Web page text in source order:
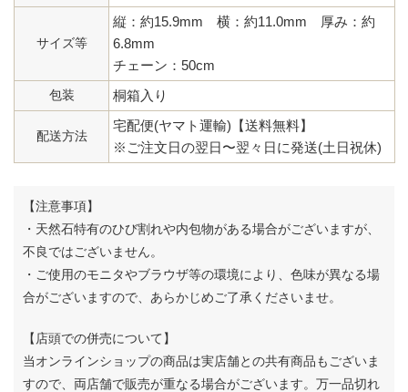
サイズ等
縦：約15.9mm 横：約11.0mm 厚み：約
6.8mm
チェーン：50cm
包装
桐箱入り
配送方法
宅配便(ヤマト運輸)【送料無料】
※ご注文日の翌日〜翌々日に発送(土日祝休)
【注意事項】
・天然石特有のひび割れや内包物がある場合がございますが、
不良ではございません。
・ご使用のモニタやブラウザ等の環境により、色味が異なる場
合がございますので、あらかじめご了承くださいませ。
【店頭での併売について】
当オンラインショップの商品は実店舗との共有商品もございま
すので、両店舗で販売が重なる場合がございます。 万一品切れ